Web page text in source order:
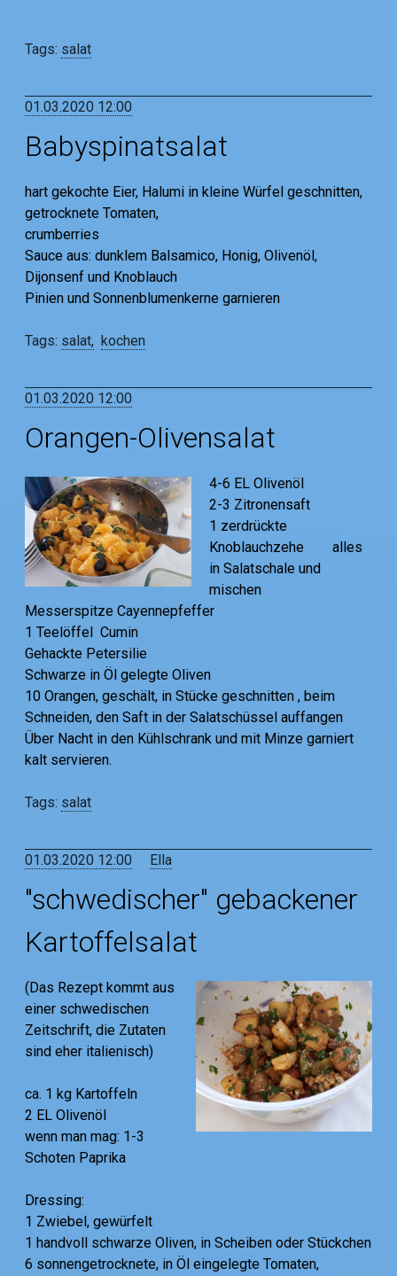
Tags: salat
01.03.2020 12:00
Babyspinatsalat
hart gekochte Eier, Halumi in kleine Würfel geschnitten,
getrocknete Tomaten,
crumberries
Sauce aus: dunklem Balsamico, Honig, Olivenöl,
Dijonsenf und Knoblauch
Pinien und Sonnenblumenkerne garnieren
Tags: salat kochen
01.03.2020 12:00
Orangen-Olivensalat
4-6 EL Olivenöl
2-3 Zitronensaft
1 zerdrückte
Knoblauchzehe alles
in Salatschale und
mischen
Messerspitze Cayennepfeffer
1 Teelöffel Cumin
Gehackte Petersilie
Schwarze in Öl gelegte Oliven
10 Orangen, geschält, in Stücke geschnitten , beim
Schneiden, den Saft in der Salatschüssel auffangen
Über Nacht in den Kühlschrank und mit Minze garniert
kalt servieren.
Tags: salat
01.03.2020 12:00 Ella
"schwedischer" gebackener
Kartoffelsalat
(Das Rezept kommt aus
einer schwedischen
Zeitschrift, die Zutaten
sind eher italienisch)
ca. 1 kg Kartoffeln
2 EL Olivenöl
wenn man mag: 1-3
Schoten Paprika
Dressing:
1 Zwiebel, gewürfelt
1 handvoll schwarze Oliven, in Scheiben oder Stückchen
6 sonnengetrocknete, in Öl eingelegte Tomaten,